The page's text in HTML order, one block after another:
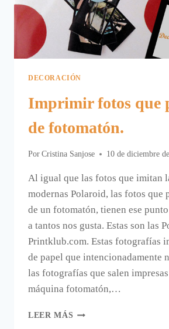
DECORACIÓN
Imprimir fotos que
de fotomatón.
Por Cristina Sanjose 10 de diciembre
Al igual que las fotos que imitan
modernas Polaroid, las fotos que
de un fotomatón, tienen ese
a tantos nos gusta. Estas son las
Printklub.com. Estas fotografías
de papel que intencionadamente
las fotografías que salen
máquina fotomatón,…
LEER MÁS IMPRIMIR